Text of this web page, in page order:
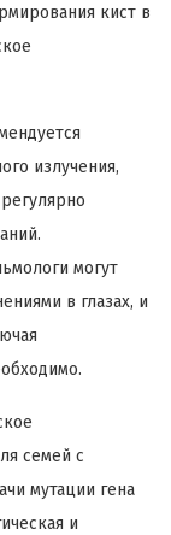
кист в
излучения,
могут
в глазах, и
семей с
мутации гена
и